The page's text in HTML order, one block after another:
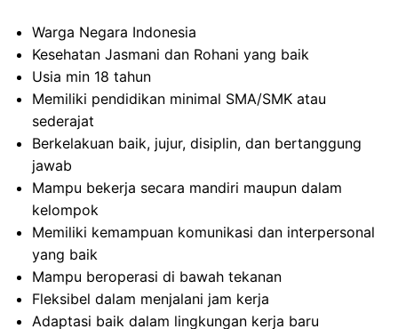
Warga Negara Indonesia
Kesehatan Jasmani dan Rohani yang baik
Usia min 18 tahun
Memiliki pendidikan minimal SMA/SMK atau
sederajat
Berkelakuan baik, jujur, disiplin, dan bertanggung
jawab
Mampu bekerja secara mandiri maupun dalam
kelompok
Memiliki kemampuan komunikasi dan interpersonal
yang baik
Mampu beroperasi di bawah tekanan
Fleksibel dalam menjalani jam kerja
Adaptasi baik dalam lingkungan kerja baru